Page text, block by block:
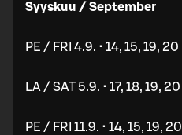
Syyskuu / September
PE / FRI 4.9. • 14, 15, 19, 20
LA / SAT 5.9. • 17, 18, 19, 20
PE / FRI 11.9. • 14, 15, 19, 20